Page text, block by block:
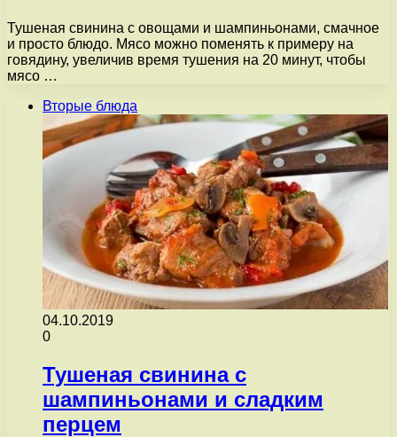
Тушеная свинина с овощами и шампиньонами, смачное
и просто блюдо. Мясо можно поменять к примеру на
говядину, увеличив время тушения на 20 минут, чтобы
мясо …
Вторые блюда
04.10.2019
0
Тушеная свинина с
шампиньонами и сладким
перцем